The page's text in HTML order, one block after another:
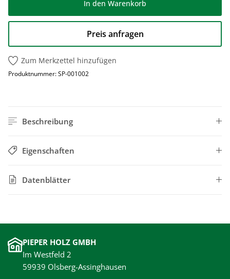
In den Warenkorb
Preis anfragen
Zum Merkzettel hinzufügen
Produktnummer:SP-001002
Beschreibung
Eigenschaften
Datenblätter
PIEPER HOLZ GMBH
Im Westfeld 2
59939 Olsberg-Assinghausen